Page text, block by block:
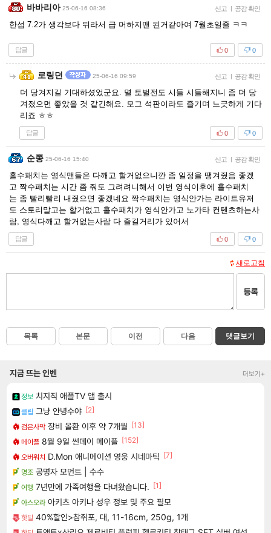
바바리아 25-06-16 08:36 신고 | 공감 확인
한섭 7.2가 생각보다 뒤라서 급 머하지맨 된거같아여 7월초일줄 ㅋㅋ
답글 0
0
로링던 25-06-16 09:59 신고 | 공감 확인
더 당겨지길 기대하셨었군요. 멸 토벌전도 시들 시들해지니 좀 더 당
겨졌으면 좋았을 것 같긴해요. 모그 석판이라도 즐기며 느긋하게 기다
리죠 ㅎㅎ
답글 0
0
순쭝 25-06-16 15:40 신고 | 공감 확인
홀수패치는 영식맨들은 다깨고 할거없으니깐 좀 일정을 땡겨줬음 좋겠
고 짝수패치는 시간 좀 줘도 그려려니해서 이번 영식이후에 홀수패치
는 좀 빨리빨리 내줬으면 좋겠네요 짝수패치는 영식안가는 라이트유저
도 스토리말고는 할거없고 홀수패치가 영식안가고 노가타 컨텐츠하는사
람, 영식다깨고 할거없는사람 다 즐길거리가 있어서
답글 0
0
새로고침
등록
목록 본문 이전 다음 댓글보기
지금 뜨는 인벤 더보기+
정보 치지직 애플TV 앱 출시
클립 그냥 안녕수야 [2]
검은사막 장비 올환 이후 약 7개월 [13]
메이플 8월 9일 썬데이 메이플 [152]
오버워치 D.Mon 애니메이션 영웅 시네마틱 [7]
명조 공명자 모먼트 | 수수
여행 7년만에 가족여행을 다녀왔습니다. [1]
아스오라 아키츠 아키나 성우 정보 및 주요 필모
핫딜 40%할인>참쥐포, 대, 11-16cm, 250g, 1개